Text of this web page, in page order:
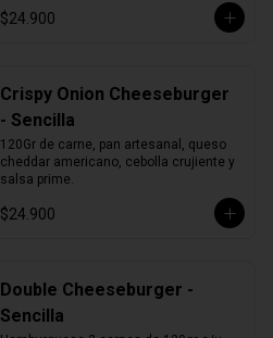
$24.900
Crispy Onion Cheeseburger
- Sencilla
120Gr de carne, pan artesanal, queso
cheddar americano, cebolla crujiente y
salsa prime.
$24.900
Double Cheeseburger -
Sencilla